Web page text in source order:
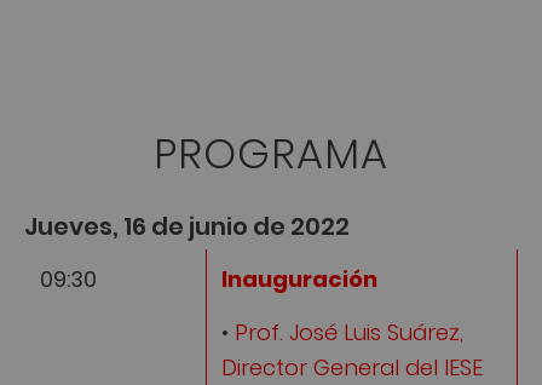
PROGRAMA
Jueves, 16 de junio de 2022
09:30
Inauguración
• Prof. José Luis Suárez,
Director General del IESE